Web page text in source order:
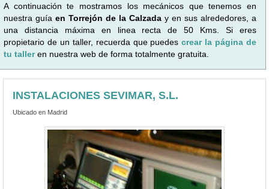
A continuación te mostramos los mecánicos que tenemos en
nuestra guía en Torrejón de la Calzada y en sus alrededores, a
una distancia máxima en linea recta de 50 Kms. Si eres
propietario de un taller, recuerda que puedescrear la página de
tu talleren nuestra web de forma totalmente gratuita.
INSTALACIONES SEVIMAR, S.L.
Ubicado en Madrid